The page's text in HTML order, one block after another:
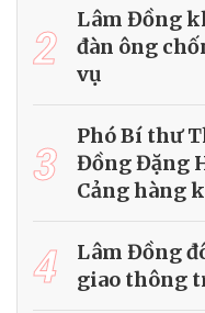
2
Lâm Đồng
đàn ông
vụ
3
Phó Bí thư
Đồng Đặng
Cảng hàng
4
Lâm Đồng
giao thông